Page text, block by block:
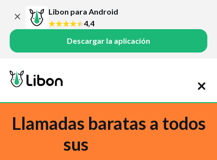
Libon para Android
4,4
Descargar la aplicación
Llamadas baratas a todos
sus